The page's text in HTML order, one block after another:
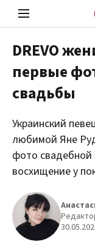
Стоп Политической
Политика
DREVO
первые
свадьбы
Украинский
любимой Яне
фото
восхищение у